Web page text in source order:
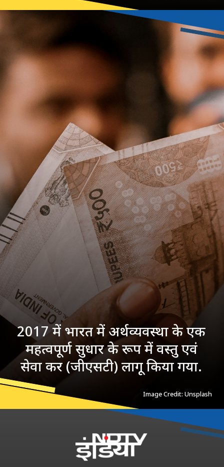
2017 में भारत में अर्थव्यवस्था के एक
महत्वपूर्ण सुधार के रूप में वस्तु एवं
सेवा कर (जीएसटी) लागू किया गया.
Image Credit: Unsplash